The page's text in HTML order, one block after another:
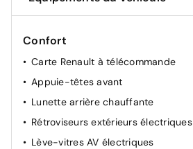
Confort
Carte Renault à télécommande
Appuie-têtes avant
Lunette arrière chauffante
Rétroviseurs extérieurs électriques
Lève-vitres AV électriques